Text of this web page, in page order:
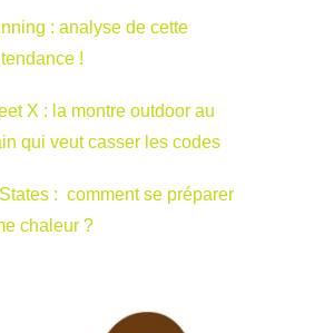
: analyse de cette
!
X : la montre outdoor au
qui veut casser les codes
: comment se préparer
chaleur ?